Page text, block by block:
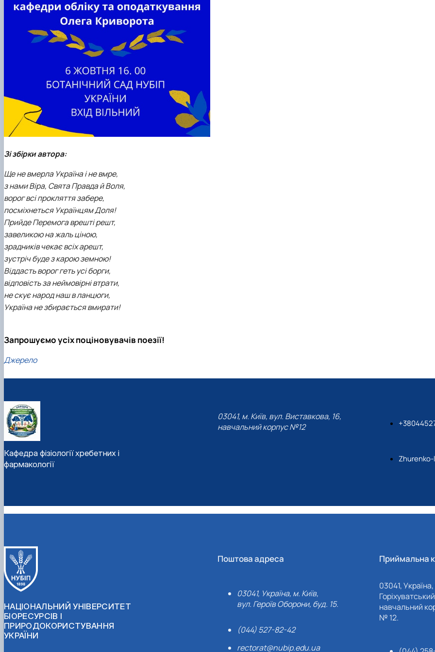
Зі збірки автора:
Ще не вмерла Україна і не вмре,
з нами Віра, Свята Правда й Воля,
ворог всі прокляття забере,
посміхнеться Українцям Доля!
Прийде Перемога врешті решт,
завеликою на жаль ціною,
зрадників чекає всіх арешт,
зустріч буде з карою земною!
Віддасть ворог геть усі борги,
відповість за неймовірні втрати,
не скує народ наш в ланцюги,
Україна не збирається вмирати!
Запрошуємо усіх поціновувачів поезії!
Джерело
Кафедра фізіології хребетних і
фармакології
03041, м. Київ, вул. Виставкова, 16,
навчальний корпус №12
НАЦІОНАЛЬНИЙ УНІВЕРСИТЕТ
БІОРЕСУРСІВ І
ПРИРОДОКОРИСТУВАННЯ
УКРАЇНИ
Поштова адреса
03041, Україна, м. Київ,
вул. Героїв Оборони, буд. 15.
(044) 527-82-42
rectorat@nubip.edu.ua
Приймальна
03041,
навчальний
№ 12.